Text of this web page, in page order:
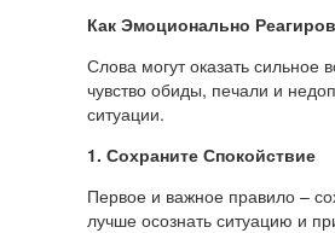
Как Эмоционально
Слова могут оказать сильное
чувство обиды, печали и
ситуации.
1. Сохраните Спокойствие
Первое и важное правило –
лучше осознать ситуацию и